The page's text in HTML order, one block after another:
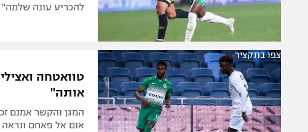
הצטרפות לחבילת הערוצים
לוח דרושים – ג'ובנט
תגיות
המגזין
להכריע עונה שלמה"
צפו בתקציר
טוואטחה
אותה"
אום אל פאחם ונראה